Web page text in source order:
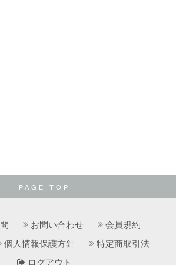
PAGE TOP
お問い合わせ
会員規約
個人情報保護方針
特定商取引法
ログアウト